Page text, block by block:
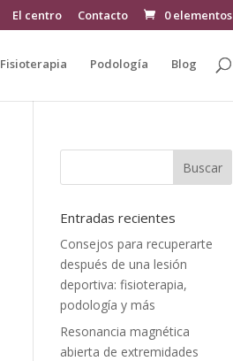
El centro Contacto 0 elementos
Fisioterapia Podología Blog
Entradas recientes
Consejos para recuperarte
después de una lesión
deportiva: fisioterapia,
podología y más
Resonancia magnética
abierta de extremidades